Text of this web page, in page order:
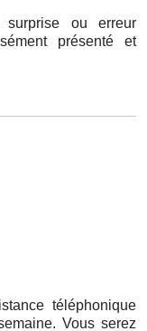
ou erreur
présenté et
téléphonique
Vous serez